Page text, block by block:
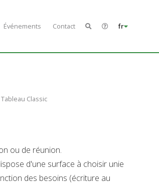
Événements Contact fr
Tableau Classic
ou de réunion.
d'une surface à choisir unie
des besoins (écriture au